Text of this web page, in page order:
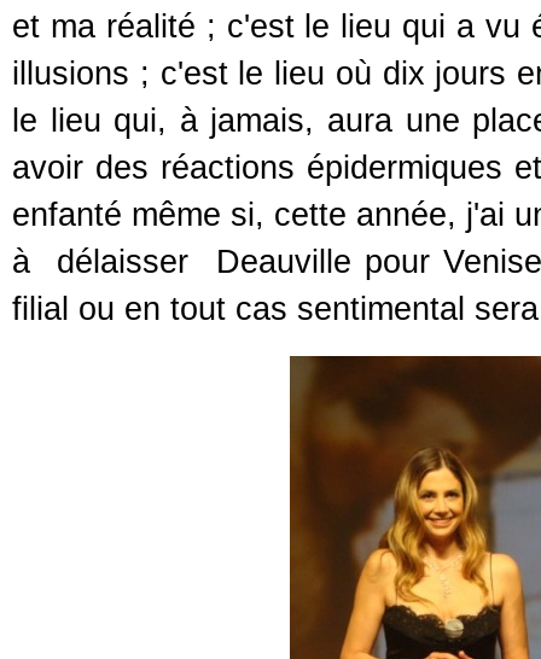
et ma réalité ; c'est le lieu qui a vu
illusions ; c'est le lieu où dix jours
le lieu qui, à jamais, aura une
avoir des réactions épidermiques
enfanté même si, cette année, j'ai
à délaisser Deauville pour
filial ou en tout cas sentimental